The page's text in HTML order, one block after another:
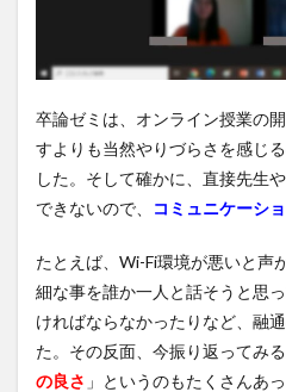
卒論ゼミは、オンライン授業の
すよりも当然やりづらさを感じ
した。そして確かに、直接先生
できないので、
コミュニケーシ
たとえば、Wi-Fi環境が悪いと声
細な事を誰か一人と話そうと思
ければならなかったりなど、融
た。その反面、今振り返ってみ
の良さ 」というのもたくさんあ